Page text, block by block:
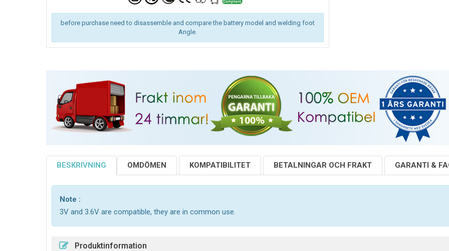
before purchase need to disassemble and compare the battery model and welding foot
Angle.
BESKRIVNING OMDÖMEN KOMPATIBILITET BETALNINGAR OCH FRAKT GARANTI &
Note :
3V and 3.6V are compatible, they are in common use.
Produktinformation